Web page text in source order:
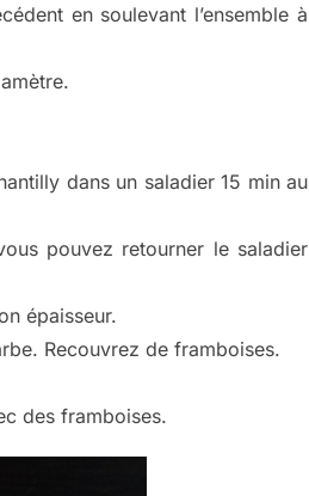
en soulevant l’ensemble à
dans un saladier 15 min au
pouvez retourner le saladier
épaisseur.
Recouvrez de framboises.
des framboises.